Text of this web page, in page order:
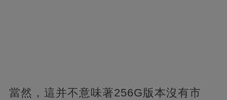
當然，這并不意味著256G版本沒有市